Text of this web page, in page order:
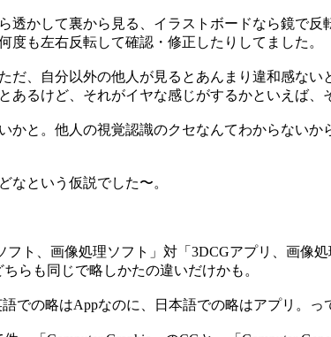
かして裏から見る、イラストボードなら鏡で
も左右反転して確認・修正したりしてました。
、自分以外の他人が見るとあんまり違和感な
るけど、それがイヤな感じがするかといえば、
と。他人の視覚認識のクセなんてわからない
なという仮説でした〜。
ト、画像処理ソフト」対「3DCGアプリ、画像
らも同じで略しかたの違いだけかも。
での略はAppなのに、日本語での略はアプリ。っ